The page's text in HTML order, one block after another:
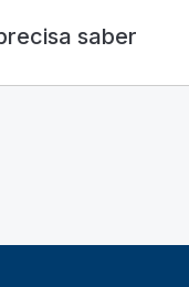
saber